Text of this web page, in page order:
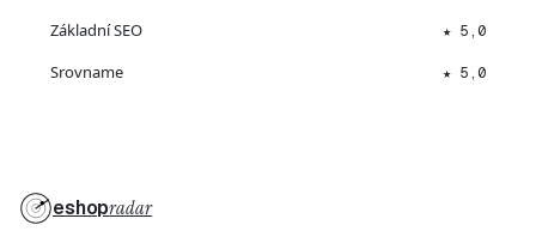
Základní SEO ★ 5,0
Srovname ★ 5,0
eshopradar